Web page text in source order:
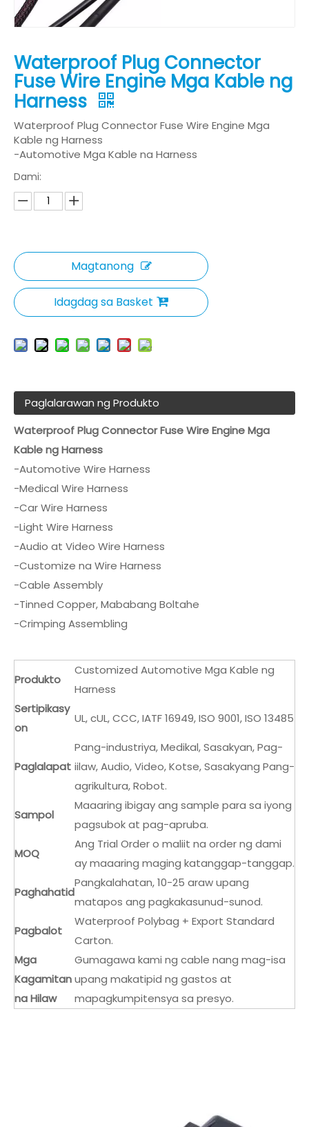
Waterproof Plug Connector
Fuse Wire Engine Mga Kable ng
Harness
Waterproof Plug Connector Fuse Wire Engine Mga
Kable ng Harness
-Automotive Mga Kable na Harness
Dami:
Magtanong
Idagdag sa Basket
Paglalarawan ng Produkto
Waterproof Plug Connector Fuse Wire Engine Mga
Kable ng Harness
-Automotive Wire Harness
-Medical Wire Harness
-Car Wire Harness
-Light Wire Harness
-Audio at Video Wire Harness
-Customize na Wire Harness
-Cable Assembly
-Tinned Copper, Mababang Boltahe
-Crimping Assembling
Produkto
Customized Automotive Mga Kable ng
Harness
Sertipikasy
on
UL, cUL, CCC, IATF 16949, ISO 9001, ISO 13485
Paglalapat
Pang-industriya, Medikal, Sasakyan, Pag-
iilaw, Audio, Video, Kotse, Sasakyang Pang-
agrikultura, Robot.
Sampol
Maaaring ibigay ang sample para sa iyong
pagsubok at pag-apruba.
MOQ
Ang Trial Order o maliit na order ng dami
ay maaaring maging katanggap-tanggap.
Paghahatid
Pangkalahatan, 10-25 araw upang
matapos ang pagkakasunud-sunod.
Pagbalot
Waterproof Polybag + Export Standard
Carton.
Mga
Kagamitan
na Hilaw
Gumagawa kami ng cable nang mag-isa
upang makatipid ng gastos at
mapagkumpitensya sa presyo.